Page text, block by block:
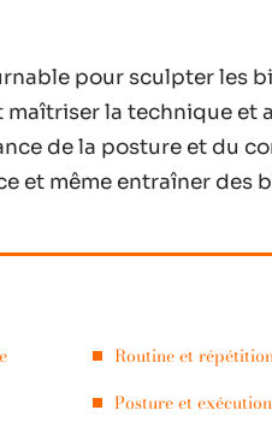
pour sculpter les
la technique et
de la posture et du
et même entraîner des
Routine et
Posture et exécution